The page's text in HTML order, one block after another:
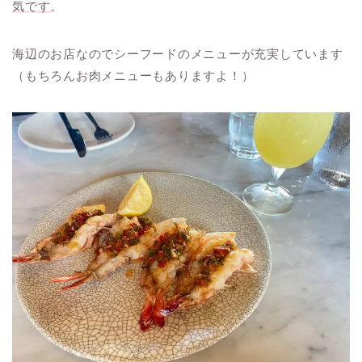
気です。
海辺のお店なのでシーフードのメニューが充実しています
（もちろんお肉メニューもありますよ！）